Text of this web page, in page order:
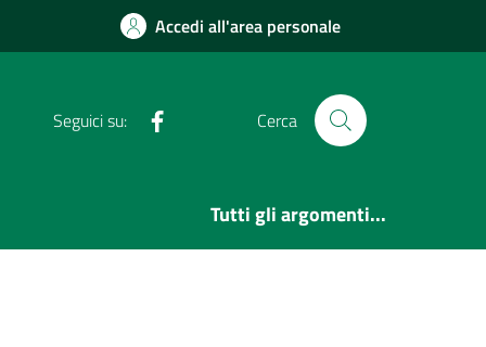
Accedi all'area personale
Seguici su: Cerca
Tutti gli argomenti...